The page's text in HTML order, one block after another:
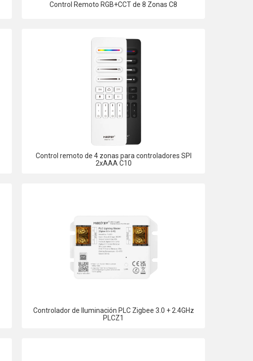
Control Remoto RGB+CCT de 8 Zonas C8
Control remoto de 4 zonas para controladores SPI
2xAAA C10
Controlador de Iluminación PLC Zigbee 3.0 + 2.4GHz
PLCZ1